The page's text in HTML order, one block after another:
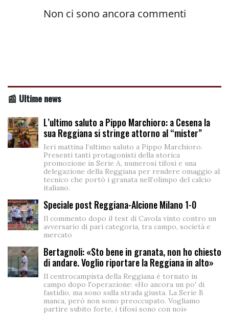
📰 Ultime news
L’ultimo saluto a Pippo Marchioro: a Cesena la
sua Reggiana si stringe attorno al “mister”
Ieri mattina l’ultimo saluto a Pippo Marchioro.
Presenti tanti protagonisti della storica
promozione in Serie A, numerosi tifosi e una
delegazione della Reggiana per rendere omaggio al
tecnico che portò i granata nell’olimpo del calcio
italiano.
Speciale post Reggiana-Alcione Milano 1-0
Il commento dopo il test di Cavola vinto contro un
avversario di pari categoria, tra campo, società e
mercato
Bertagnoli: «Sto bene in granata, non ho chiesto
di andare. Voglio riportare la Reggiana in alto»
Il centrocampista della Reggiana è tornato in
campo dopo l'operazione: «Ho ancora un po' di
fastidio, ma sono sulla strada giusta. La Serie B
manca, però non sono preoccupato. Vogliamo
partire subito forte, i tifosi sono con noi»